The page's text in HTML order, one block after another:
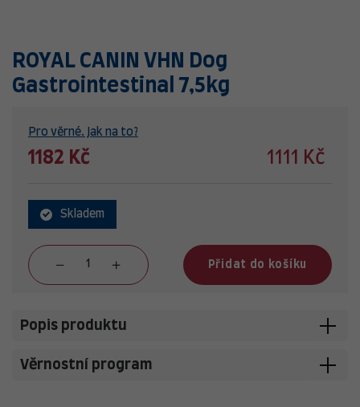
ROYAL CANIN VHN Dog
Gastrointestinal 7,5kg
Pro věrné. Jak na to?
1182 Kč 1111 Kč
Skladem
Přidat do košíku
Popis produktu
Věrnostní program